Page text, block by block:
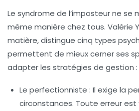
Le syndrome de l’imposteur ne se
même manière chez tous. Valérie
matière, distingue cinq types
permettent de mieux cerner ses
adapter les stratégies de gestion :
Le perfectionniste : Il exige la
circonstances. Toute erreur